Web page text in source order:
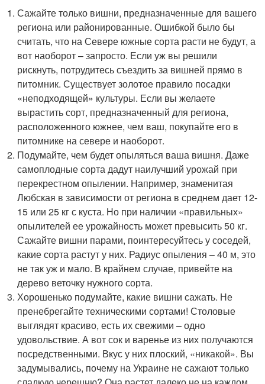
Сажайте только вишни, предназначенные для вашего
региона или районированные. Ошибкой было бы
считать, что на Севере южные сорта расти не будут, а
вот наоборот – запросто. Если уж вы решили
рискнуть, потрудитесь съездить за вишней прямо в
питомник. Существует золотое правило посадки
«неподходящей» культуры. Если вы желаете
вырастить сорт, предназначенный для региона,
расположенного южнее, чем ваш, покупайте его в
питомнике на севере и наоборот.
Подумайте, чем будет опыляться ваша вишня. Даже
самоплодные сорта дадут наилучший урожай при
перекрестном опылении. Например, знаменитая
Любская в зависимости от региона в среднем дает 12-
15 или 25 кг с куста. Но при наличии «правильных»
опылителей ее урожайность может превысить 50 кг.
Сажайте вишни парами, поинтересуйтесь у соседей,
какие сорта растут у них. Радиус опыления – 40 м, это
не так уж и мало. В крайнем случае, привейте на
дерево веточку нужного сорта.
Хорошенько подумайте, какие вишни сажать. Не
пренебрегайте техническими сортами! Столовые
выглядят красиво, есть их свежими – одно
удовольствие. А вот сок и варенье из них получаются
посредственными. Вкус у них плоский, «никакой». Вы
задумывались, почему на Украине не сажают только